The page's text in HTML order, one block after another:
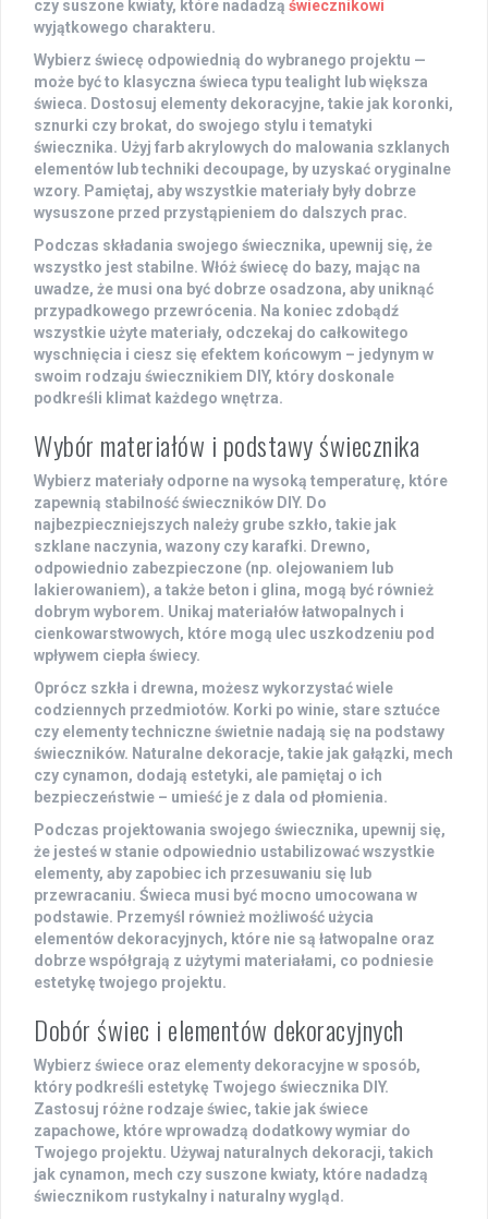
czy suszone kwiaty, które nadadzą świecznikowi
wyjątkowego charakteru.
Wybierz świecę odpowiednią do wybranego projektu —
może być to klasyczna świeca typu tealight lub większa
świeca. Dostosuj elementy dekoracyjne, takie jak koronki,
sznurki czy brokat, do swojego stylu i tematyki
świecznika. Użyj farb akrylowych do malowania szklanych
elementów lub techniki decoupage, by uzyskać oryginalne
wzory. Pamiętaj, aby wszystkie materiały były dobrze
wysuszone przed przystąpieniem do dalszych prac.
Podczas składania swojego świecznika, upewnij się, że
wszystko jest stabilne. Włóż świecę do bazy, mając na
uwadze, że musi ona być dobrze osadzona, aby uniknąć
przypadkowego przewrócenia. Na koniec zdobądź
wszystkie użyte materiały, odczekaj do całkowitego
wyschnięcia i ciesz się efektem końcowym – jedynym w
swoim rodzaju świecznikiem DIY, który doskonale
podkreśli klimat każdego wnętrza.
Wybór materiałów i podstawy świecznika
Wybierz materiały odporne na wysoką temperaturę, które
zapewnią stabilnośćświeczników DIY. Do
najbezpieczniejszych należy grube szkło, takie jak
szklane naczynia, wazony czy karafki. Drewno,
odpowiednio zabezpieczone (np. olejowaniem lub
lakierowaniem), a także beton i glina, mogą być również
dobrym wyborem. Unikaj materiałów łatwopalnych i
cienkowarstwowych, które mogą ulec uszkodzeniu pod
wpływem ciepła świecy.
Oprócz szkła i drewna, możesz wykorzystać wiele
codziennych przedmiotów. Korki po winie, stare sztućce
czy elementy techniczne świetnie nadają się na podstawy
świeczników. Naturalne dekoracje, takie jak gałązki, mech
czy cynamon, dodają estetyki, ale pamiętaj o ich
bezpieczeństwie – umieść je z dala od płomienia.
Podczas projektowania swojego świecznika, upewnij się,
że jesteś w stanie odpowiednio ustabilizować wszystkie
elementy, aby zapobiec ich przesuwaniu się lub
przewracaniu. Świeca musi być mocno umocowana w
podstawie. Przemyśl również możliwość użycia
elementów dekoracyjnych, które nie są łatwopalne oraz
dobrze współgrają z użytymi materiałami, co podniesie
estetykę twojego projektu.
Dobór świec i elementów dekoracyjnych
Wybierz świece oraz elementy dekoracyjnew sposób,
który podkreśli estetykę Twojego świecznika DIY.
Zastosuj różne rodzaje świec, takie jak świece
zapachowe, które wprowadzą dodatkowy wymiar do
Twojego projektu. Używaj naturalnych dekoracji, takich
jak cynamon, mech czy suszone kwiaty, które nadadzą
świecznikom rustykalny i naturalny wygląd.